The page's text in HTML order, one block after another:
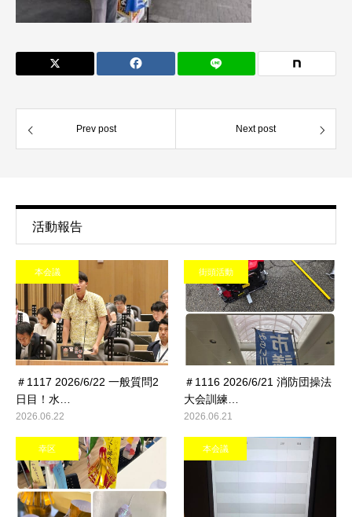
Prev post Next post
活動報告
本会議
＃1117 2026/6/22 一般質問2
日目！水…
2026.06.22
街頭活動
＃1116 2026/6/21 消防団操法
大会訓練…
2026.06.21
幸区 本会議